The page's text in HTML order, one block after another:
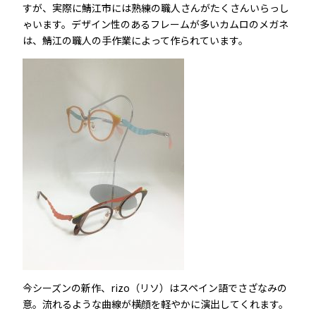
すが、実際に鯖江市には熟練の職人さんがたくさんいらっし
ゃいます。デザイン性のあるフレームが多いカムロのメガネ
は、鯖江の職人の手作業によって作られています。
今シーズンの新作、rizo（リソ）はスペイン語でさざなみの
意。流れるような曲線が横顔を軽やかに演出してくれます。